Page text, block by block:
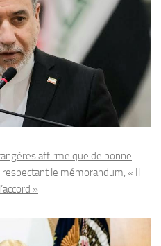
affirme que de bonne
le mémorandum, « Il
»